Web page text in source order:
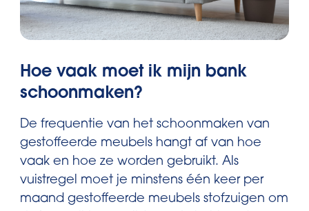
Hoe vaak moet ik mijn bank
schoonmaken?
De frequentie van het schoonmaken van
gestoffeerde meubels hangt af van hoe
vaak en hoe ze worden gebruikt. Als
vuistregel moet je minstens één keer per
maand gestoffeerde meubels stofzuigen om